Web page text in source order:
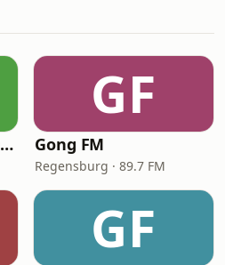
Gong FM - Best of 2000
GF
Gong FM
Regensburg · 89.7 FM
GF